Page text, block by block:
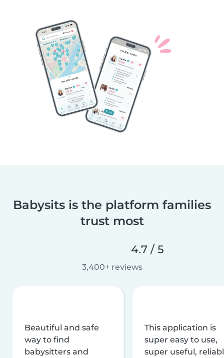
Babysits is the platform families
trust most
4.7 / 5
3,400+ reviews
Beautiful and safe
way to find
babysitters and
This application is
super easy to use,
super useful,